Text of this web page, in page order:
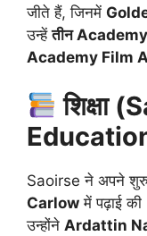
जीते हैं, जिनमें
उन्हेंतीन
Academy Film
शिक्षा
Saoirse ने अपने
Carlow में पढ़ाई
उन्होंने Ardattin